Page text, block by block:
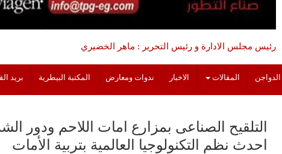
رئيس مجلس الادارة و رئيس التحرير : ماهر الخضيري
المقالات الاخبار ندوات ومعارض المكتبة البيطرية بريد
التلقيح الصناعى بمزارع امات اللاحم ودور
احدث نظم التكنولوجيا العالمية بتربية الأمات